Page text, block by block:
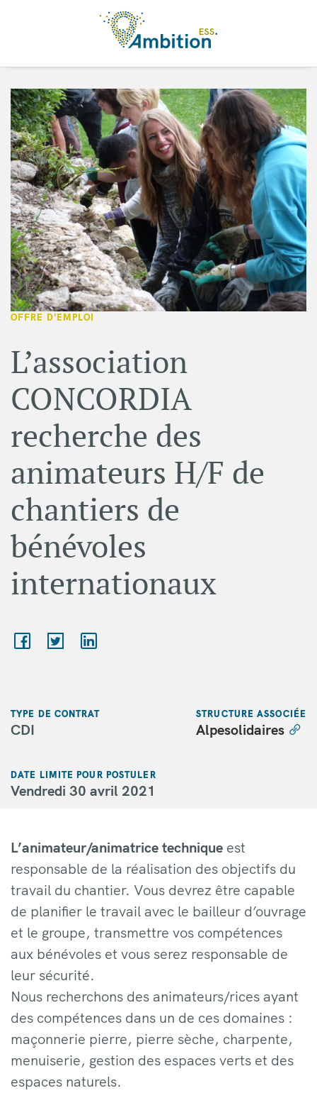
Aller au contenu principal
OFFRE D'EMPLOI
L’association
CONCORDIA
recherche des
animateurs H/F de
chantiers de
bénévoles
internationaux
TYPE DE CONTRAT
CDI
STRUCTURE ASSOCIÉE
Alpesolidaires
DATE LIMITE POUR POSTULER
Vendredi 30 avril 2021
L’animateur/animatrice technique est
responsable de la réalisation des objectifs du
travail du chantier. Vous devrez être capable
de planifier le travail avec le bailleur d’ouvrage
et le groupe, transmettre vos compétences
aux bénévoles et vous serez responsable de
leur sécurité.
Nous recherchons des animateurs/rices ayant
des compétences dans un de ces domaines :
maçonnerie pierre, pierre sèche, charpente,
menuiserie, gestion des espaces verts et des
espaces naturels.